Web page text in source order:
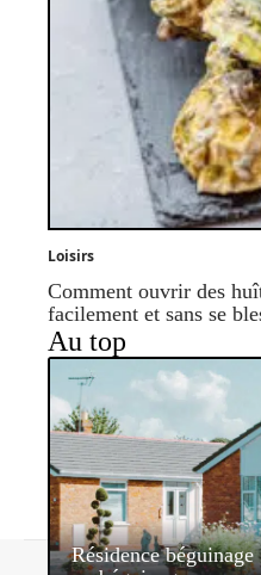
Loisirs
Comment ouvrir des
facilement et sans se
Au top
Résidence